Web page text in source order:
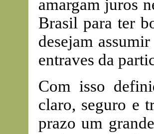
amargam juros
Brasil para ter
desejam
entraves da
Com isso
claro, seguro e
prazo um